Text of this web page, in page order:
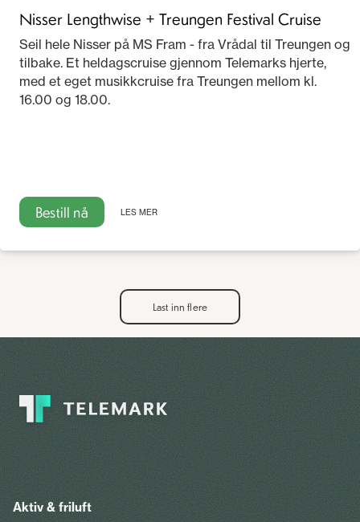
Nisser Lengthwise + Treungen Festival Cruise
Seil hele Nisser på MS Fram - fra Vrådal til Treungen og
tilbake. Et heldagscruise gjennom Telemarks hjerte,
med et eget musikkcruise fra Treungen mellom kl.
16.00 og 18.00.
Bestill nå LES MER
Last inn flere
Aktiv & friluft